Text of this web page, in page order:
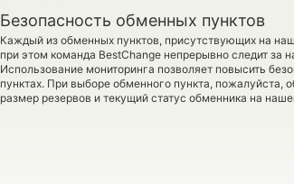
Безопасность обменных пунктов
Каждый из обменных пунктов, присутствующих на
при этом команда BestChange непрерывно следит
Использование мониторинга позволяет повысить
пунктах. При выборе обменного пункта, пожалуйста,
размер резервов и текущий статус обменника на